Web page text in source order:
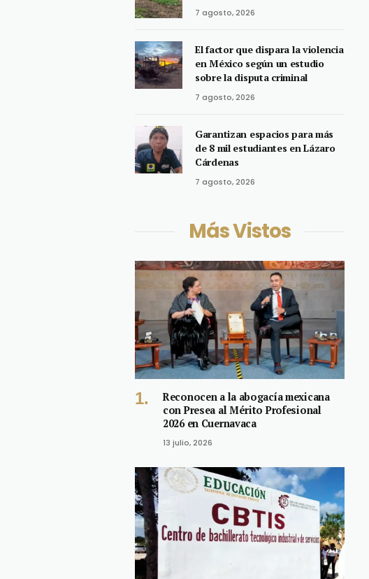
7 agosto, 2026
El factor que dispara la violencia
en México según un estudio
sobre la disputa criminal
7 agosto, 2026
Garantizan espacios para más
de 8 mil estudiantes en Lázaro
Cárdenas
7 agosto, 2026
Más Vistos
Reconocen a la abogacía mexicana
con Presea al Mérito Profesional
2026 en Cuernavaca
13 julio, 2026